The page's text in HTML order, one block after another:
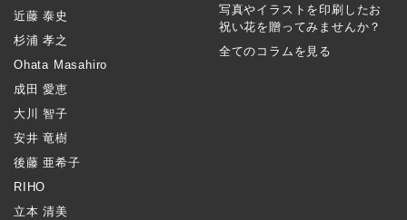
近藤 泰史
杉浦 孝之
Ohata Masahiro
成田 愛恵
大川 智子
安井 竜樹
後藤 亜希子
RIHO
立本 清美
写真やイラストを印刷したお
祝い花を贈ってみませんか？
全てのコラムを見る